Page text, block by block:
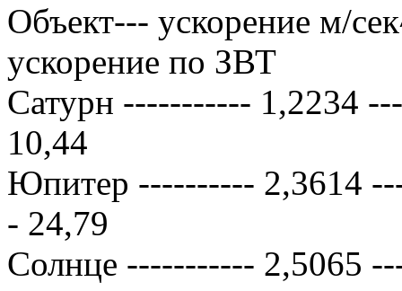
Объект--- ускорение м/
ускорение по ЗВТ
Сатурн ----------- 1,2234
10,44
Юпитер ---------- 2,3614
- 24,79
Солнце ----------- 2,5065